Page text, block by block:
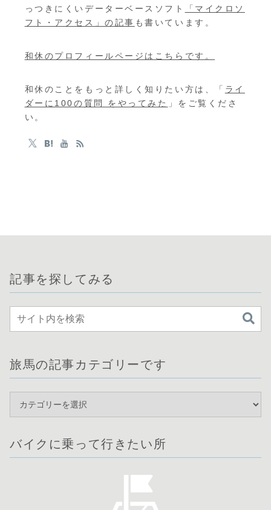
っつきにくいデーターベースソフト
「マイクロソ
フト・アクセス」の記事 も書いています。
和休のプロフィールページはこちらです。
和休のことをもっと詳しく知りたい方は、「 ライ
ダーに100の質問 をやってみた
」をご覧くださ
い。
記事を探してみる
旅馬の記事カテゴリーです
バイクに乗って行きたい所